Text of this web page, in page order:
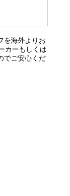
を海外よりお
カーもしくは
でご安心くだ